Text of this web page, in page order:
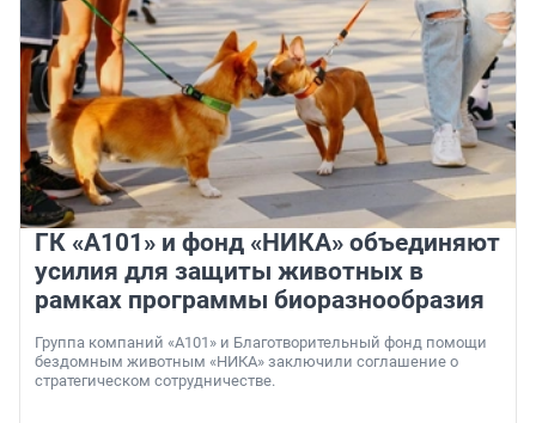
ГК «А101» и фонд «НИКА» объединяют
усилия для защиты животных в
рамках программы биоразнообразия
Группа компаний «А101» и Благотворительный фонд помощи
бездомным животным «НИКА» заключили соглашение о
стратегическом сотрудничестве.